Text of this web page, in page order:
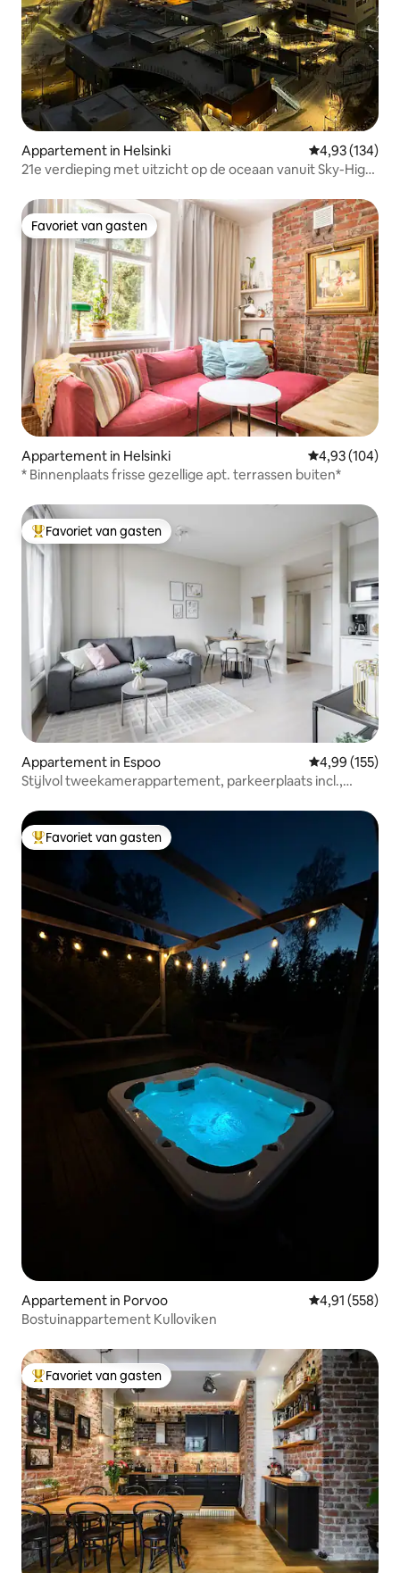
Appartement in Helsinki Gemiddelde
4,93 (134)
21e verdieping met uitzicht op de oceaan vanuit Sky-High
Favoriet van gasten
Favoriet van gasten
Appartement in Helsinki Gemiddelde
4,93 (104)
* Binnenplaats frisse gezellige apt. terrassen buiten*
Topfavoriet van gasten
Favoriet van gasten
Appartement in Espoo Gemiddelde
4,99 (155)
Stijlvol tweekamerappartement, parkeerplaats incl.,
Topfavoriet van gasten
Favoriet van gasten
Appartement in Porvoo Gemiddelde
4,91 (558)
Bostuinappartement Kulloviken
Topfavoriet van gasten
Favoriet van gasten